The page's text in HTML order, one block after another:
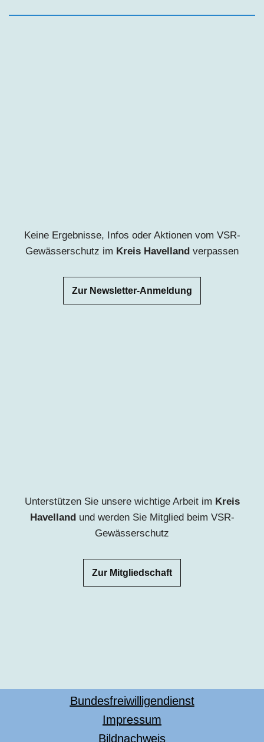
Keine Ergebnisse, Infos oder Aktionen vom VSR-
Gewässerschutz im Kreis Havelland verpassen
Zur Newsletter-Anmeldung
Unterstützen Sie unsere wichtige Arbeit im Kreis
Havellandund werden Sie Mitglied beim VSR-
Gewässerschutz
Zur Mitgliedschaft
Bundesfreiwilligendienst
Impressum
Bildnachweis